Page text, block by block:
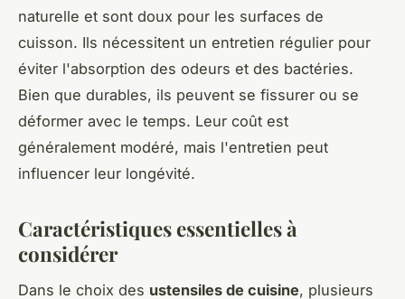
naturelle et sont doux pour les surfaces de
cuisson. Ils nécessitent un entretien régulier pour
éviter l'absorption des odeurs et des bactéries.
Bien que durables, ils peuvent se fissurer ou se
déformer avec le temps. Leur coût est
généralement modéré, mais l'entretien peut
influencer leur longévité.
Caractéristiques essentielles à
considérer
Dans le choix des ustensiles de cuisine, plusieurs